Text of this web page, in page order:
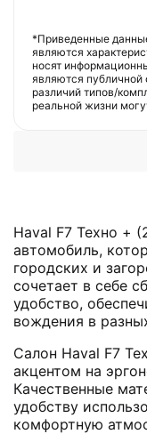
*Приведенные
являются
носят
являются
различий типов/
реальной жизни
Haval F7 Техно +
автомобиль,
городских и
сочетает в себе
удобство,
вождения в
Салон Haval F7
акцентом на
Качественные
удобству
комфортную